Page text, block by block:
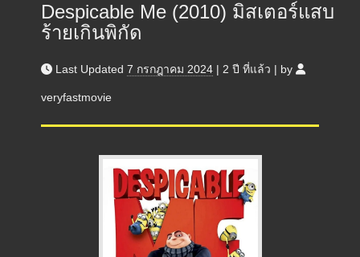
Despicable Me (2010) มิสเตอร์แสบ
ร้ายเกินพิกัด
Last Updated 7 กรกฎาคม 2024 | 2 ปี ที่แล้ว | by
veryfastmovie